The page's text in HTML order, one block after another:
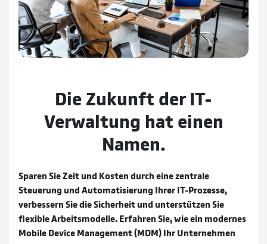
Die Zukunft der IT-
Verwaltung hat einen
Namen.
Sparen Sie Zeit und Kosten durch eine zentrale
Steuerung und Automatisierung Ihrer IT-Prozesse,
verbessern Sie die Sicherheit und unterstützen Sie
flexible Arbeitsmodelle. Erfahren Sie, wie ein modernes
Mobile Device Management (MDM) Ihr Unternehmen